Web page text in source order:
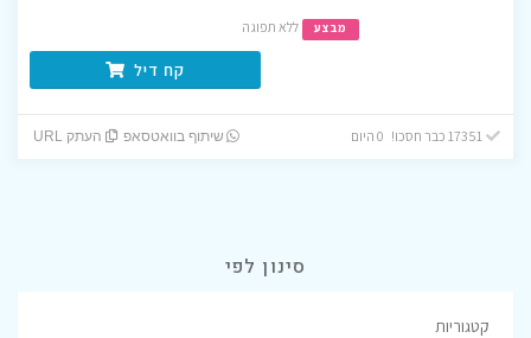
מבצע ללא תפוגה
קח דיל
שיתוף בוואטסאפ העתק URL
סינון לפי
קטגוריות